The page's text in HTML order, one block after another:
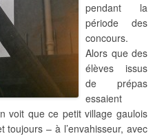
pendant la
période des
concours.
Alors que des
élèves issus
de prépas
essaient
voit que ce petit village gaulois
– à l’envahisseur, avec